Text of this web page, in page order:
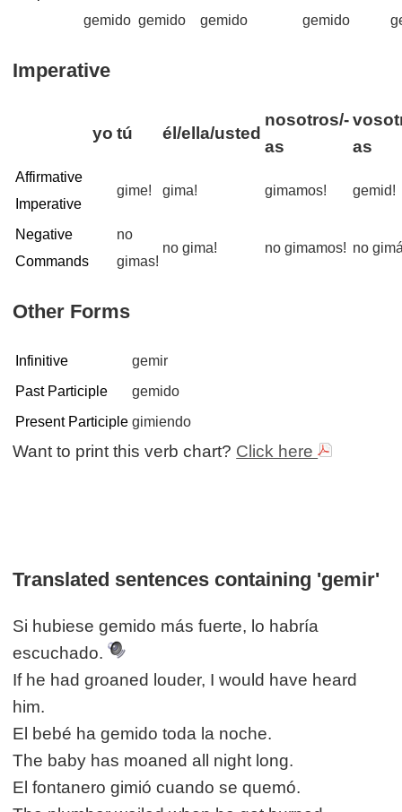
gemido gemido
gemido
gemido
Imperative
yo tú él/ella/usted
nosotros/-
as
as
Affirmative
Imperative
gime! gima! gimamos! gemid!
Negative
Commands
no
gimas!
no gima! no gimamos! no
Other Forms
Infinitive
gemir
Past Participle
gemido
Present Participle gimiendo
Want to print this verb chart? Click here
Translated sentences containing 'gemir'
Si hubiese gemido más fuerte, lo habría
escuchado.
If he had groaned louder, I would have heard
him.
El bebé ha gemido toda la noche.
The baby has moaned all night long.
El fontanero gimió cuando se quemó.